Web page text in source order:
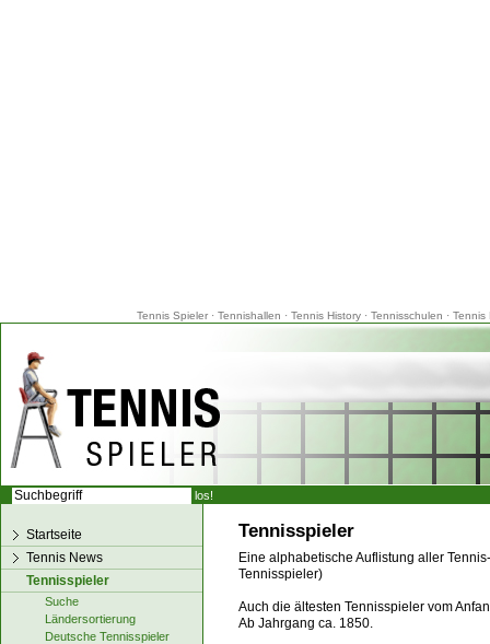
Tennis Spieler· Tennishallen · Tennis History· Tennisschulen · Tennis
Tennisspieler
Eine alphabetische Auflistung aller
Tennisspieler)
Auch die ältesten Tennisspieler vom
Ab Jahrgang ca. 1850.
Startseite
Tennis News
Tennisspieler
Suche
Ländersortierung
Deutsche Tennisspieler
los!